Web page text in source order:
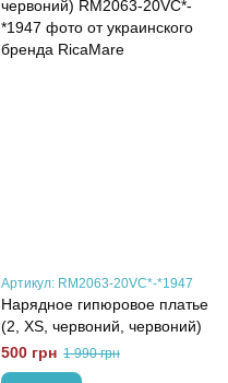
Артикул: RM2063-20VC*-*1947
Нарядное гипюровое платье
(2, XS, червоний, червоний)
500 грн 1 990 грн